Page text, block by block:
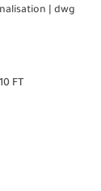
| dwg
FT